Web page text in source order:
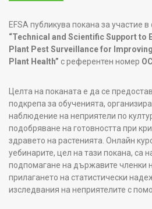
EFSA публикува покана за участие
“Technical and Scientific Support to
Plant Pest Surveillance for
Plant Health” с референтен номер
Целта на поканата е да се
подкрепа за обученията,
наблюдение на неприятели по
подобряване на готовността при
здравето на растенията. Онлайн
уебинарите, цел на тази покана, са
подпомагане на държавите членки
прилагането на статистически
изследвания на неприятелите с